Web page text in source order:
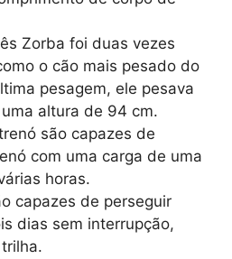
Zorba foi duas vezes
o cão mais pesado do
pesagem, ele pesava
altura de 94 cm.
são capazes de
com uma carga de uma
horas.
capazes de perseguir
dias sem interrupção,